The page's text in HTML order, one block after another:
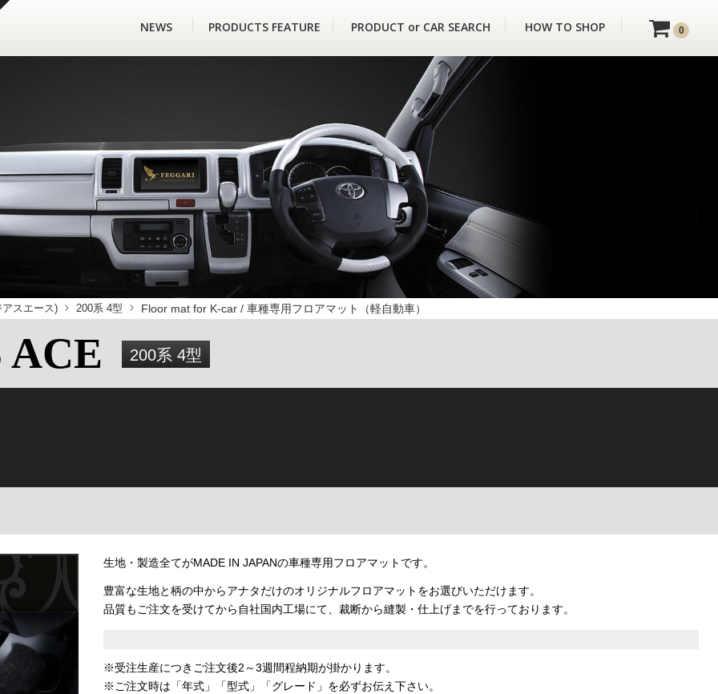
0
NEWS PRODUCTS FEATURE PRODUCT or CAR SEARCH HOW TO SHOP
スエース) 200系 4型 Floor mat for K-car / 車種専用フロアマット（軽自動車）
200系 4型
生地・製造全てがMADE IN JAPANの車種専用フロアマットです。
豊富な生地と柄の中からアナタだけのオリジナルフロアマットをお選びいただけます。
品質もご注文を受けてから自社国内工場にて、裁断から縫製・仕上げまでを行っております。
※受注生産につきご注文後2～3週間程納期が掛かります。
※ご注文時は「年式」「型式」「グレード」を必ずお伝え下さい。